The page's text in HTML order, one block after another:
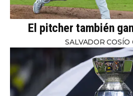
El pitcher también
SALVADOR COSÍO